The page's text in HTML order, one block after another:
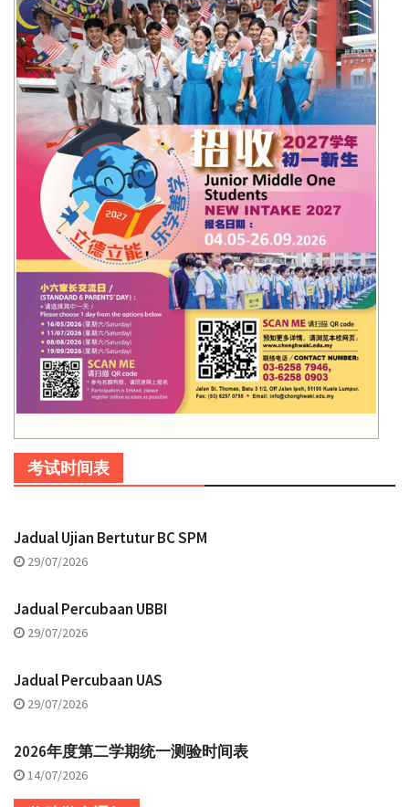
考试时间表
Jadual Ujian Bertutur BC SPM
29/07/2026
Jadual Percubaan UBBI
29/07/2026
Jadual Percubaan UAS
29/07/2026
2026年度第二学期统一测验时间表
14/07/2026